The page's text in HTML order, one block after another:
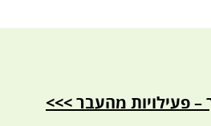
– פעילויות מהעבר >>>